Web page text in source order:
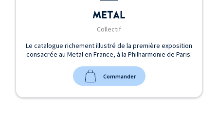
METAL
Collectif
Le catalogue richement illustré de la première exposition
consacrée au Metal en France, à la Philharmonie de Paris.
Commander